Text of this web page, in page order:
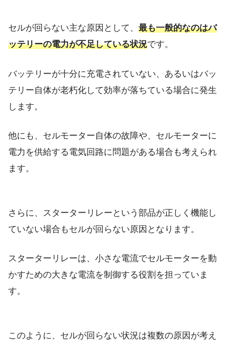
セルが回らない主な原因として、 最も一般的なのはバ
ッテリーの電力が不足している状況です。
バッテリーが十分に充電されていない、あるいはバッ
テリー自体が老朽化して効率が落ちている場合に発生
します。
他にも、セルモーター自体の故障や、セルモーターに
電力を供給する電気回路に問題がある場合も考えられ
ます。
さらに、スターターリレーという部品が正しく機能し
ていない場合もセルが回らない原因となります。
スターターリレーは、小さな電流でセルモーターを動
かすための大きな電流を制御する役割を担っていま
す。
このように、セルが回らない状況は複数の原因が考え